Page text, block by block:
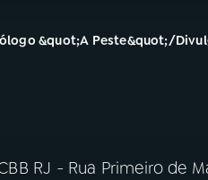
&quot;A Peste&quot;/
RJ - Rua Primeiro de